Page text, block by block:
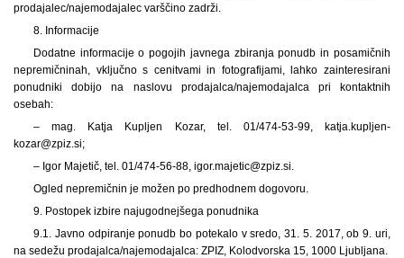
prodajalec/najemodajalec varščino zadrži.
8. Informacije
Dodatne informacije o pogojih javnega zbiranja ponudb in posamičnih
nepremičninah, vključno s cenitvami in fotografijami, lahko zainteresirani
ponudniki dobijo na naslovu prodajalca/najemodajalca pri kontaktnih
osebah:
– mag. Katja Kupljen Kozar, tel. 01/474-53-99, katja.kupljen-
kozar@zpiz.si;
– Igor Majetič, tel. 01/474-56-88, igor.majetic@zpiz.si.
Ogled nepremičnin je možen po predhodnem dogovoru.
9. Postopek izbire najugodnejšega ponudnika
9.1. Javno odpiranje ponudb bo potekalo v sredo, 31. 5. 2017, ob 9. uri,
na sedežu prodajalca/najemodajalca: ZPIZ, Kolodvorska 15, 1000 Ljubljana.